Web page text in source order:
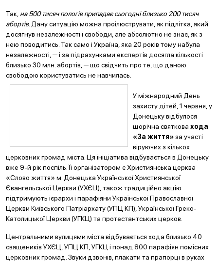
Так, на 500 тисяч пологів припадає сьогодні близько 200 тисяч
абортів. Дану ситуацію можна проілюструвати, як підлітка, який
досягнув незалежності і свободи, але абсолютно не знає, як з
нею поводитись. Так само і Україна, яка 20 років тому набула
незалежності, ─ і за підрахунками експертів досягла кількості
близько 30 млн. абортів, ─ що свідчить про те, що даною
свободою користуватись не навчилась.
У міжнародний День
захисту дітей, 1 червня, у
Донецьку відбулося
щорічна святкова хода
«За життя»за участі
віруючих з кількох
церковних громад міста. Ця ініціатива відбувається в Донецьку
вже 9-й рік поспіль. Її організатором є Християнська церква
«Слово життя» м. Донецька Української Християнської
Євангельської Церкви (УХЄЦ), також традиційно акцію
підтримують ієрархи і парафіяни Української Православної
Церкви Київського Патріархату (УПЦ КП), Української Греко-
Католицької Церкви (УГКЦ) та протестантських церков.
Центральними вулицями міста відбувається хода близько 40
священиків УХЄЦ, УПЦ КП, УГКЦ і понад 800 парафіян помісних
церковних громад. Звуки дзвонів, плакати та прапорці в руках